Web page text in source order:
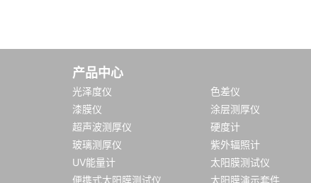
产品中心
光泽度仪
色差仪
漆膜仪
涂层测厚仪
超声波测厚仪
硬度计
玻璃测厚仪
紫外辐照计
UV能量计
太阳膜测试仪
便携式太阳膜测试仪
太阳膜演示套件